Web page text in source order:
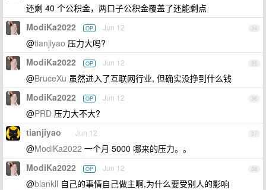
还剩 40 个公积金，两口子公积金覆盖了还能剩点
34
ModiKa2022 OP Jun 12
@tianjiyao 压力大吗?
35
ModiKa2022 OP Jun 12
@BruceXu 虽然进入了互联网行业, 但确实没挣到什么钱
36
ModiKa2022 OP Jun 12
@PRD 压力大不大?
37
tianjiyao Jun 12
@ModiKa2022 一个月 5000 哪来的压力。。
38
ModiKa2022 OP Jun 12
@blankll 自己的事情自己做主啊,为什么要受别人的影响